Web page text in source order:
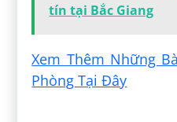
tín tại Bắc Giang
Xem Thêm Những
Phòng Tại Đây